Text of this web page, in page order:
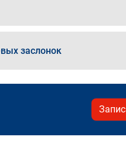
заслонок